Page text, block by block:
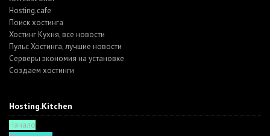
Hosting.cafe
Поиск хостинга
Хостинг Кухня, все новости
Пульс Хостинга, лучшие новости
Серверы экономия на установке
Создаем хостинги
Hosting.Kitchen
Начало